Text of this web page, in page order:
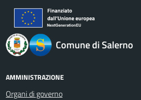
logo Unione Europea
Comune di Salerno
AMMINISTRAZIONE
Organi di governo